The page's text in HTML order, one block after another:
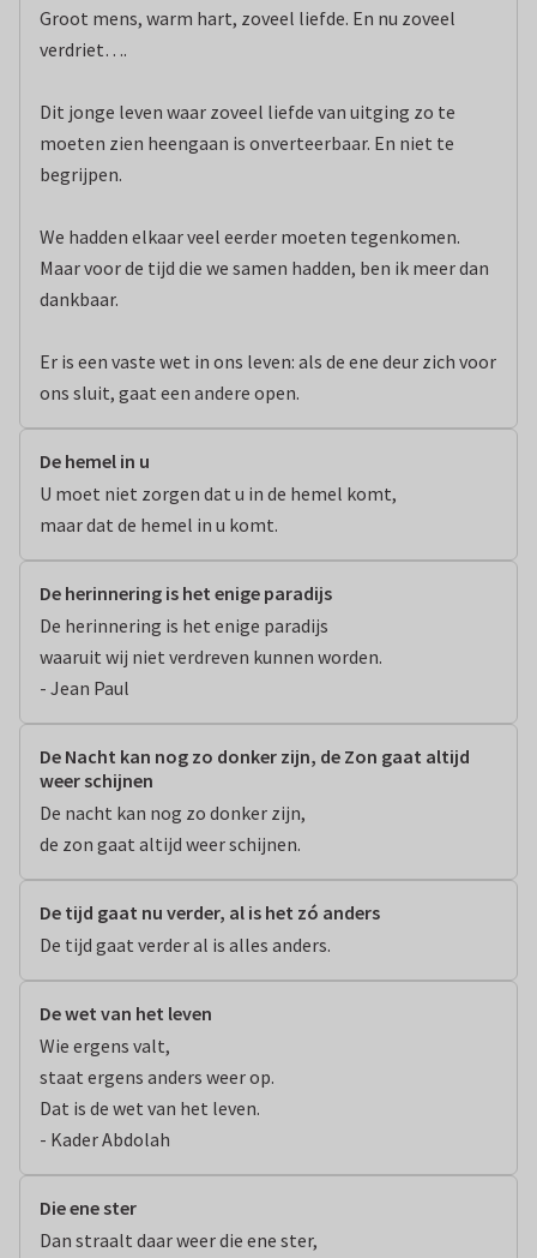
Groot mens, warm hart, zoveel liefde. En nu zoveel
verdriet….
Dit jonge leven waar zoveel liefde van uitging zo te
moeten zien heengaan is onverteerbaar. En niet te
begrijpen.
We hadden elkaar veel eerder moeten tegenkomen.
Maar voor de tijd die we samen hadden, ben ik meer dan
dankbaar.
Er is een vaste wet in ons leven: als de ene deur zich voor
ons sluit, gaat een andere open.
De hemel in u
U moet niet zorgen dat u in de hemel komt,
maar dat de hemel in u komt.
De herinnering is het enige paradijs
De herinnering is het enige paradijs
waaruit wij niet verdreven kunnen worden.
- Jean Paul
De Nacht kan nog zo donker zijn, de Zon gaat altijd
weer schijnen
De nacht kan nog zo donker zijn,
de zon gaat altijd weer schijnen.
De tijd gaat nu verder, al is het zó anders
De tijd gaat verder al is alles anders.
De wet van het leven
Wie ergens valt,
staat ergens anders weer op.
Dat is de wet van het leven.
- Kader Abdolah
Die ene ster
Dan straalt daar weer die ene ster,